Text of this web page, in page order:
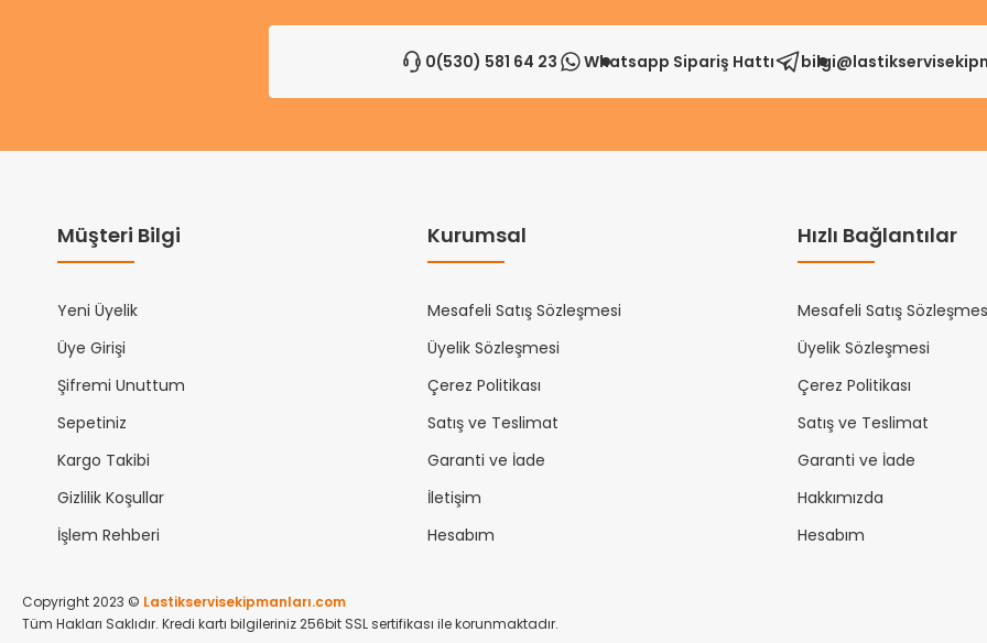
0(530) 581 64 23 Whatsapp Sipariş Hattı
Müşteri Bilgi
Yeni Üyelik
Üye Girişi
Şifremi Unuttum
Sepetiniz
Kargo Takibi
Gizlilik Koşullar
İşlem Rehberi
Kurumsal
Mesafeli Satış Sözleşmesi
Üyelik Sözleşmesi
Çerez Politikası
Satış ve Teslimat
Garanti ve İade
İletişim
Hesabım
Hızlı Bağlantılar
Mesafeli Satış
Üyelik Sözleşmesi
Çerez Politikası
Satış ve Teslimat
Garanti ve İade
Hakkımızda
Hesabım
Copyright 2023 © Lastikservisekipmanları.com
Tüm Hakları Saklıdır. Kredi kartı bilgileriniz 256bit SSL sertifikası ile korunmaktadır.